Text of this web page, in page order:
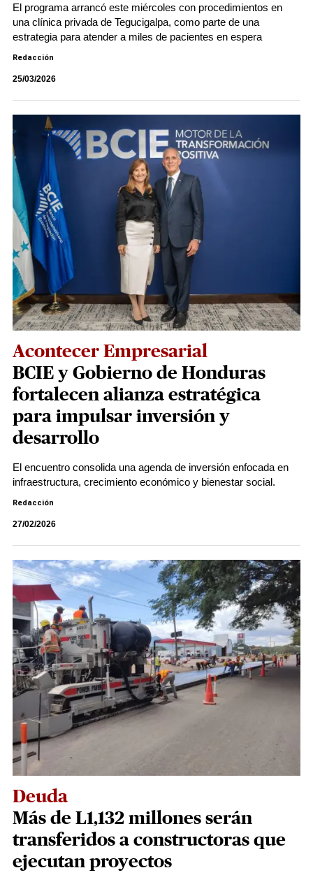
El programa arrancó este miércoles con procedimientos en
una clínica privada de Tegucigalpa, como parte de una
estrategia para atender a miles de pacientes en espera
Redacción
25/03/2026
Acontecer Empresarial
BCIE y Gobierno de Honduras
fortalecen alianza estratégica
para impulsar inversión y
desarrollo
El encuentro consolida una agenda de inversión enfocada en
infraestructura, crecimiento económico y bienestar social.
Redacción
27/02/2026
Deuda
Más de L1,132 millones serán
transferidos a constructoras que
ejecutan proyectos